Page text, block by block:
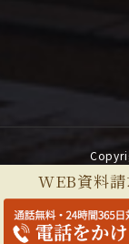
WEB資料